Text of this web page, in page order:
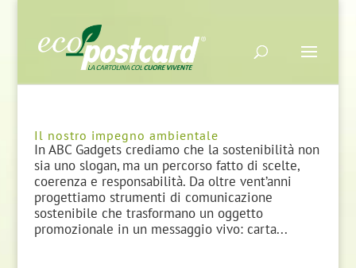
Il nostro impegno ambientale
In ABC Gadgets crediamo che la sostenibilità non
sia uno slogan, ma un percorso fatto di scelte,
coerenza e responsabilità. Da oltre vent’anni
progettiamo strumenti di comunicazione
sostenibile che trasformano un oggetto
promozionale in un messaggio vivo: carta...